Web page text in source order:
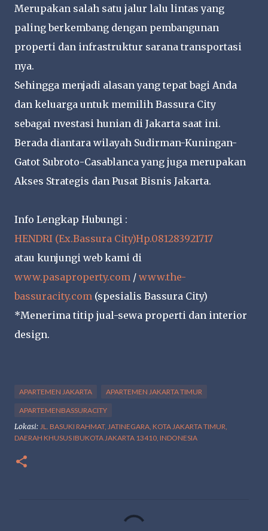
Merupakan salah satu jalur lalu lintas yang
paling berkembang dengan pembangunan
properti dan infrastruktur sarana transportasi
nya.
Sehingga menjadi alasan yang tepat bagi Anda
dan keluarga untuk memilih Bassura City
sebagai nvestasi hunian di Jakarta saat ini.
Berada diantara wilayah Sudirman-Kuningan-
Gatot Subroto-Casablanca yang juga merupakan
Akses Strategis dan Pusat Bisnis Jakarta.
Info Lengkap Hubungi :
HENDRI (Ex.Bassura City)Hp.081283921717
atau kunjungi web kami di
www.pasaproperty.com / www.the-
bassuracity.com (spesialis Bassura City)
*Menerima titip jual-sewa properti dan interior
design.
APARTEMEN JAKARTA APARTEMEN JAKARTA TIMUR
APARTEMENBASSURACITY
Lokasi: JL. BASUKI RAHMAT, JATINEGARA, KOTA JAKARTA TIMUR,
DAERAH KHUSUS IBUKOTA JAKARTA 13410, INDONESIA